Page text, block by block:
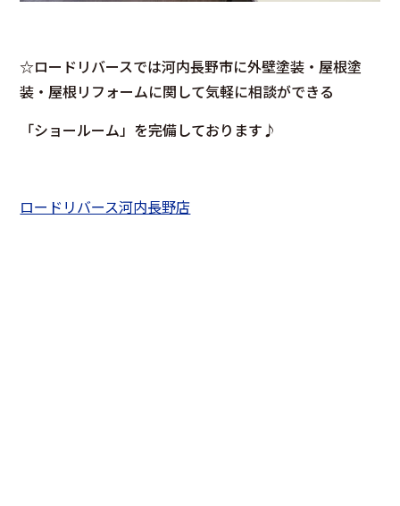
☆ロードリバースでは河内長野市に外壁塗装・屋根塗
装・屋根リフォームに関して気軽に相談ができる
「ショールーム」を完備しております♪
ロードリバース河内長野店